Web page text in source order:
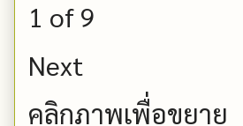
1 of 9
Next
คลิกภาพเพื่อขยาย